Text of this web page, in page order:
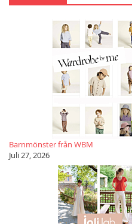
Barnmönster från WBM
Juli 27, 2026